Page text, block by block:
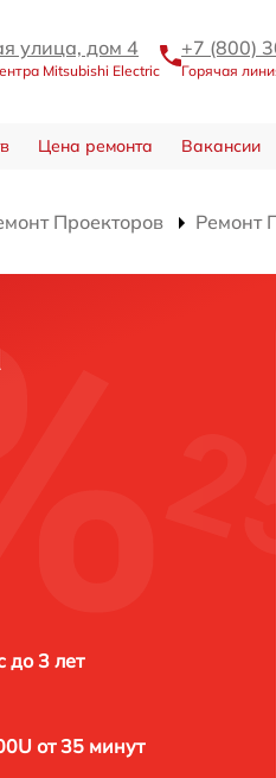
улица, дом 4
Mitsubishi Electric
+7 (800)
Горячая
Цена ремонта Вакансии
Проекторов Ремонт
до 3 лет
от 35 минут